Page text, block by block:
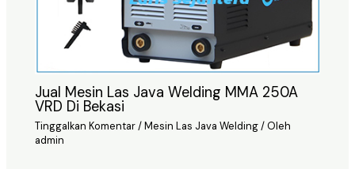
Jual Mesin Las Java Welding MMA 250A
VRD Di Bekasi
Tinggalkan Komentar/Mesin Las Java Welding/ Oleh
admin